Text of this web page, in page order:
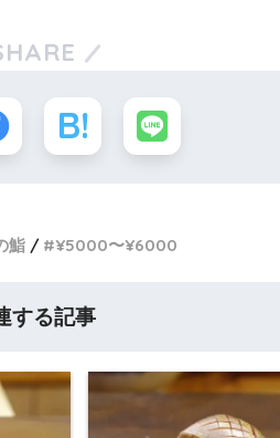
鮨 ¥5000〜¥6000
する記事